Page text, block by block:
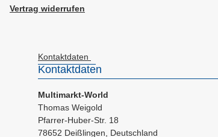
Vertrag widerrufen
Kontaktdaten
Kontaktdaten
Multimarkt-World
Thomas Weigold
Pfarrer-Huber-Str. 18
78652 Deißlingen, Deutschland